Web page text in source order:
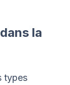
la
types